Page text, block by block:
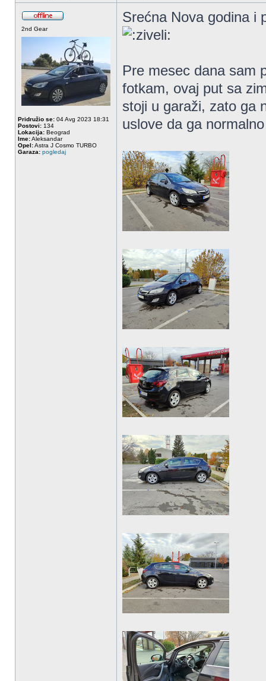
2nd Gear
Pridružio se: 04 Avg 2023 18:31
Postovi: 134
Lokacija: Beograd
Ime:Aleksandar
Opel:Astra J Cosmo TURBO
Garaza: pogledaj
Srećna Nova godina i
Pre mesec dana sam
fotkam, ovaj put sa
stoji u garaži, zato ga
uslove da ga